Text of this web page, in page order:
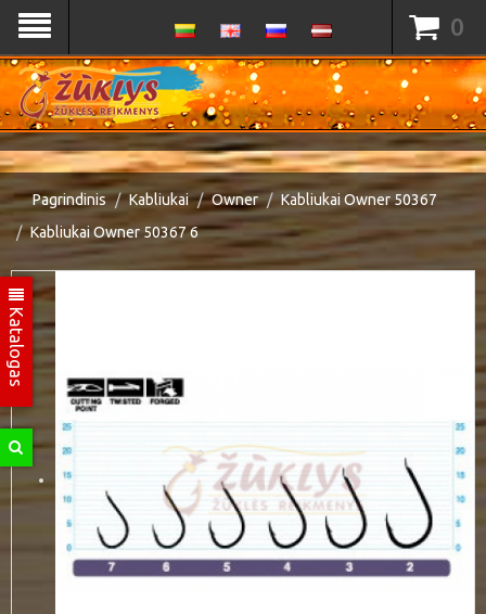
Katalogas
0
Pagrindinis Kabliukai Owner
Kabliukai Owner 50367
Kabliukai Owner 50367 6